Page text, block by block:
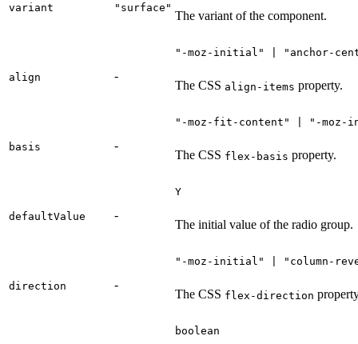
variant "surface"
The variant of the component.
align -
"-moz-initial" | "anchor-
The CSS align-items property.
basis -
"-moz-fit-content" | "-
The CSS flex-basis property.
defaultValue -
Y
The initial value of the radio group.
direction -
"-moz-initial" | "column-
The CSS flex-direction
boolean